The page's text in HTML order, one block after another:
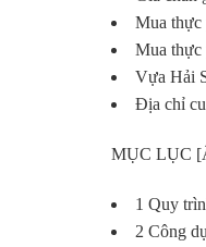
Mua thực
Mua thực
Vựa Hải
Địa chỉ
MỤC LỤC
1 Quy
2 Công